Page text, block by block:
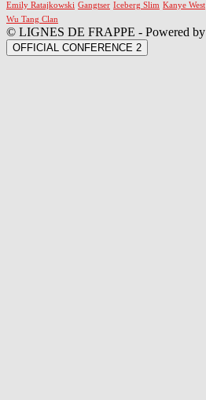
Emily Ratajkowski Gangtser Iceberg Slim Kanye West
Wu Tang Clan
© LIGNES DE FRAPPE - Powered by
OFFICIAL CONFERENCE 2